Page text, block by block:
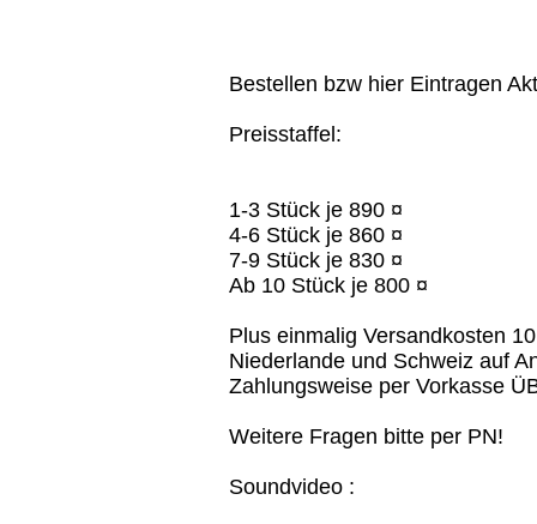
Bestellen bzw hier Eintragen
Preisstaffel:
1-3 Stück je 890 ¤
4-6 Stück je 860 ¤
7-9 Stück je 830 ¤
Ab 10 Stück je 800 ¤
Plus einmalig Versandkosten
Niederlande und Schweiz auf
Zahlungsweise per Vorkasse
Weitere Fragen bitte per PN!
Soundvideo :